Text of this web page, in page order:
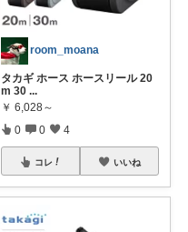
room_moana
タカギ ホース ホースリール 20
m 30 ...
￥ 6,028～
0 0 4
コレ いいね